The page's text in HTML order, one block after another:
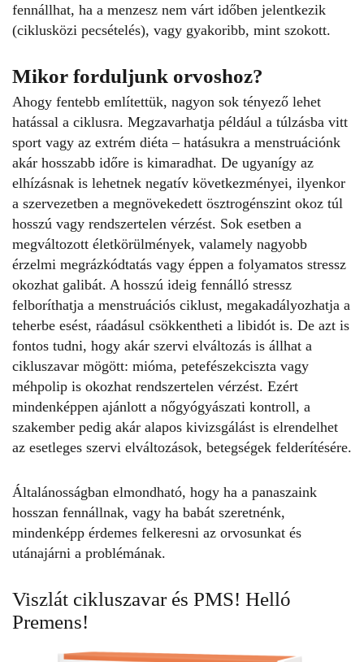
fennállhat, ha a menzesz nem várt időben jelentkezik
(ciklusközi pecsételés), vagy gyakoribb, mint szokott.
Mikor forduljunk orvoshoz?
Ahogy fentebb említettük, nagyon sok tényező lehet
hatással a ciklusra. Megzavarhatja például a túlzásba vitt
sport vagy az extrém diéta – hatásukra a menstruációnk
akár hosszabb időre is kimaradhat. De ugyanígy az
elhízásnak is lehetnek negatív következményei, ilyenkor
a szervezetben a megnövekedett ösztrogénszint okoz túl
hosszú vagy rendszertelen vérzést. Sok esetben a
megváltozott életkörülmények, valamely nagyobb
érzelmi megrázkódtatás vagy éppen a folyamatos stressz
okozhat galibát. A hosszú ideig fennálló stressz
felboríthatja a menstruációs ciklust, megakadályozhatja a
teherbe esést, ráadásul csökkentheti a libidót is. De azt is
fontos tudni, hogy akár szervi elváltozás is állhat a
cikluszavar mögött: mióma, petefészekciszta vagy
méhpolip is okozhat rendszertelen vérzést. Ezért
mindenképpen ajánlott a nőgyógyászati kontroll, a
szakember pedig akár alapos kivizsgálást is elrendelhet
az esetleges szervi elváltozások, betegségek felderítésére.
Általánosságban elmondható, hogy ha a panaszaink
hosszan fennállnak, vagy ha babát szeretnénk,
mindenképp érdemes felkeresni az orvosunkat és
utánajárni a problémának.
Viszlát cikluszavar és PMS! Helló
Premens!